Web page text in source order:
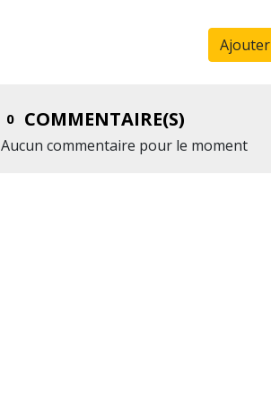
0 COMMENTAIRE(S)
Aucun commentaire pour le moment